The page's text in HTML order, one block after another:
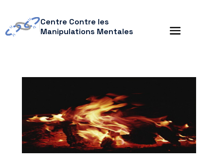
Centre Contre les
Manipulations Mentales